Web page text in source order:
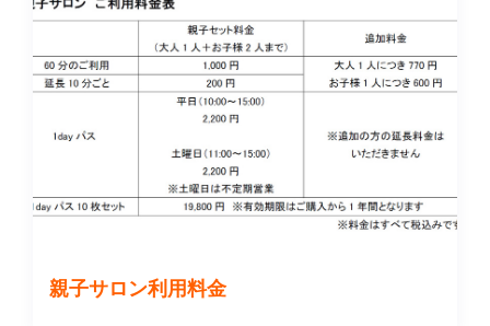
親子サロン利用料金